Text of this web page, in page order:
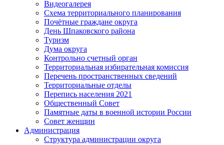
Видеогалерея
Схема территориального планирования
Почётные граждане округа
День Шпаковского района
Туризм
Дума округа
Контрольно счетный орган
Территориальная избирательная комиссия
Перечень пространственных сведений
Территориальные отделы
Перепись населения 2021
Общественный Совет
Памятные даты в военной истории России
Совет женщин
Администрация
Структура администрации округа